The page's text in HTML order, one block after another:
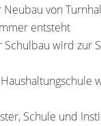
Neubau von
entsteht
wird zur
Schule und